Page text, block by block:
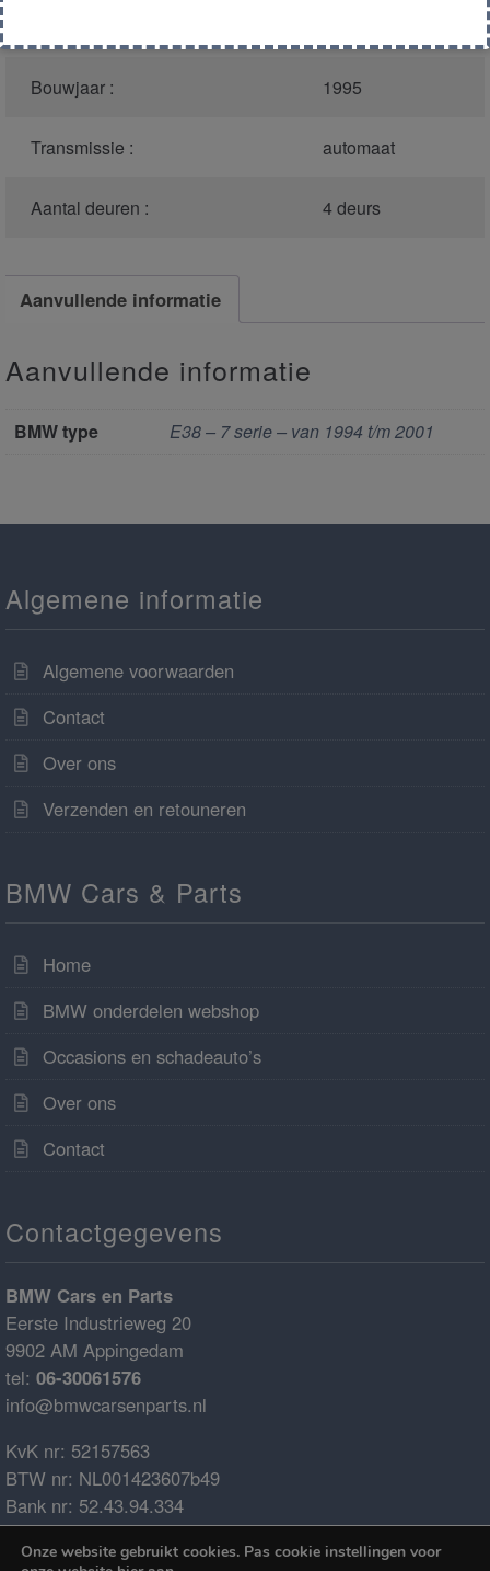
Bouwjaar : 1995
Transmissie : automaat
Aantal deuren : 4 deurs
Aanvullende informatie
Aanvullende informatie
BMW type E38 – 7 serie – van 1994 t/m 2001
Algemene informatie
Algemene voorwaarden
Contact
Over ons
Verzenden en retouneren
BMW Cars & Parts
Home
BMW onderdelen webshop
Occasions en schadeauto’s
Over ons
Contact
Contactgegevens
BMW Cars en Parts
Eerste Industrieweg 20
9902 AM Appingedam
tel: 06-30061576
info@bmwcarsenparts.nl
KvK nr: 52157563
BTW nr: NL001423607b49
Bank nr: 52.43.94.334
IBAN: NL68ABNA0524394334
BIC: ABNANL2A
Onze website gebruikt cookies. Pas cookie instellingen voor